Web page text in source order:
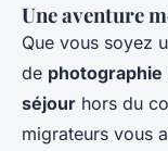
Une aventure
Que vous soyez
de photographie
séjour hors du
migrateurs vous